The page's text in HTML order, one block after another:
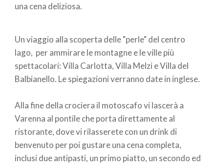
una cena deliziosa.
Un viaggio alla scoperta delle "perle" del centro
lago, per ammirare le montagne e le ville più
spettacolari: Villa Carlotta, Villa Melzi e Villa del
Balbianello. Le spiegazioni verranno date in inglese.
Alla fine della crociera il motoscafo vi lascerà a
Varenna al pontile che porta direttamente al
ristorante, dove vi rilasserete con un drink di
benvenuto per poi gustare una cena completa,
inclusi due antipasti, un primo piatto, un secondo ed